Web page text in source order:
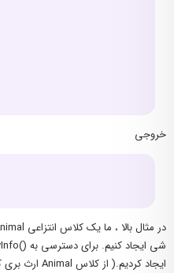
خروجی
ایجاد کردیم.( از کلاس Animal ارث بری کرده است)